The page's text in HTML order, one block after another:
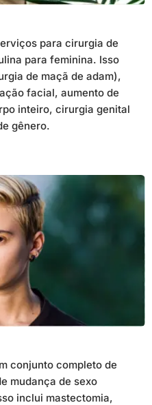
para cirurgia de
para feminina. Isso
de maçã de adam),
facial, aumento de
inteiro, cirurgia genital
gênero.
conjunto completo de
mudança de sexo
inclui mastectomia,